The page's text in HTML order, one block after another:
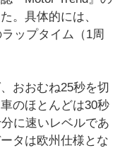
。具体的には、
ップタイム（1周
おおむね25秒を切
のほとんどは30秒
に速いレベルであ
タは欧州仕様とな